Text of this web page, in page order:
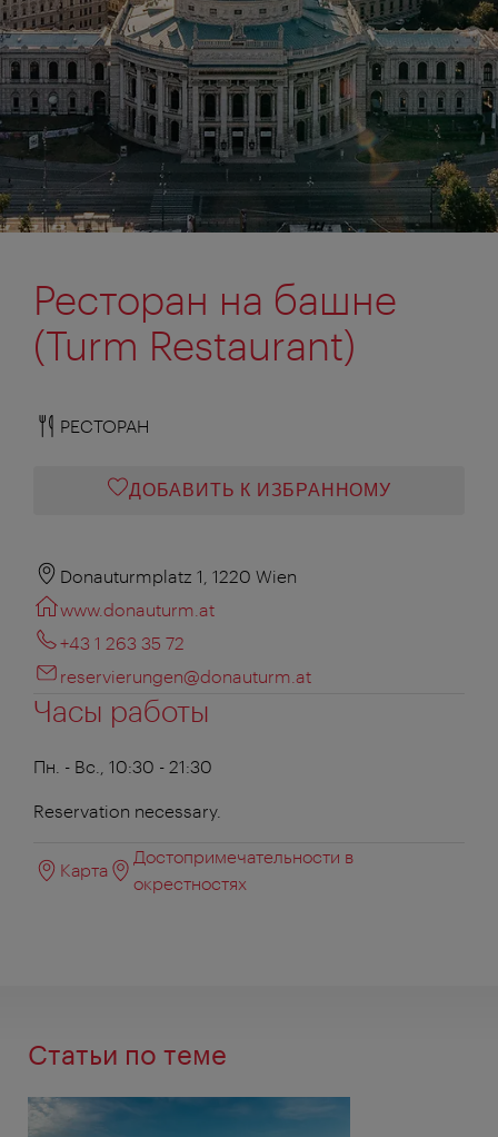
Ресторан на башне
(Turm Restaurant)
РЕСТОРАН
ДОБАВИТЬ К ИЗБРАННОМУ
Donauturmplatz 1, 1220 Wien
www.donauturm.at
+43 1 263 35 72
reservierungen@donauturm.at
Часы работы
Пн. - Вс., 10:30 - 21:30
Reservation necessary.
Карта
Достопримечательности в
окрестностях
Статьи по теме